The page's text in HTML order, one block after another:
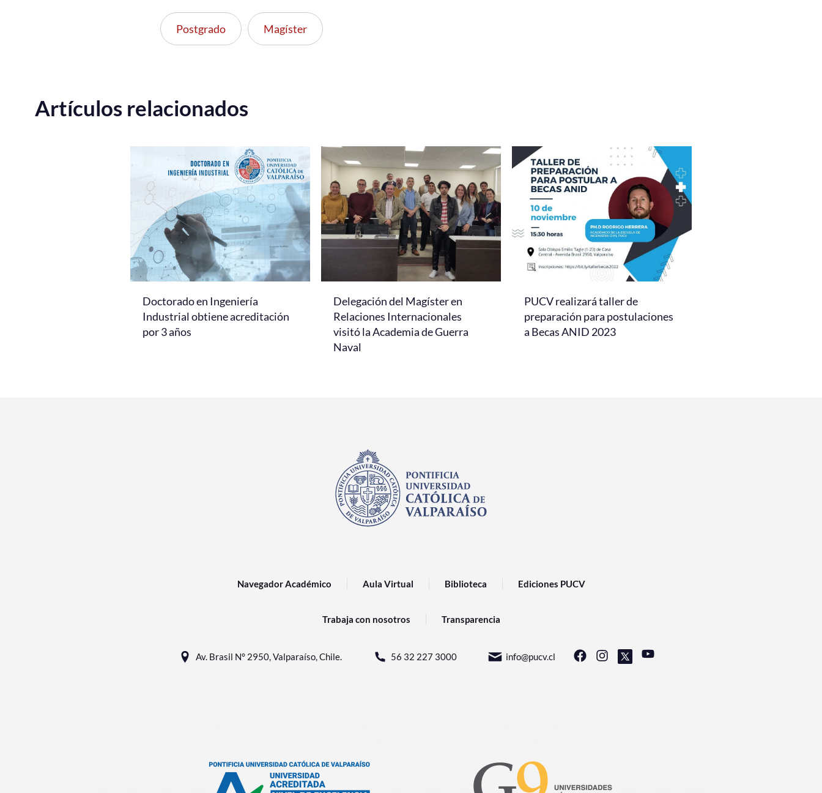
Postgrado Magíster
Artículos relacionados
Doctorado en Ingeniería
Industrial obtiene acreditación
por 3 años
Delegación del Magíster en
Relaciones Internacionales
visitó la Academia de Guerra
Naval
PUCV realizará taller de
preparación para postulaciones
a Becas ANID 2023
Navegador Académico Aula Virtual Biblioteca Ediciones PUCV
Trabaja con nosotros Transparencia
Av. Brasil N° 2950, Valparaíso, Chile. 56 32 227 3000 info@pucv.cl